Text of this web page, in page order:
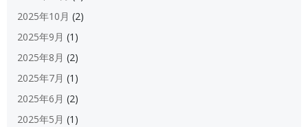
2025年10月 (2)
2025年9月 (1)
2025年8月 (2)
2025年7月 (1)
2025年6月 (2)
2025年5月 (1)